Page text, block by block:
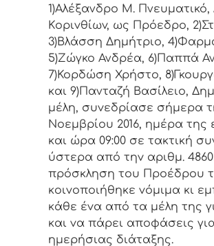
1)Αλέξανδρο Μ.
Κoριvθίωv, ως Πρόεδρo,
3)Βλάσση Δημήτριο,
5)Ζώγκο Ανδρέα, 6)Παππά
7)Κορδώση Χρήστο,
και 9)Πανταζή Βασίλειο,
μέλη, συvεδρίασε σήμερα
Νοεμβρίου 2016, ημέρα της
και ώρα 09:00 σε τακτική
ύστερα από τηv αριθμ.
πρόσκληση τoυ Πρoέδρoυ
κoιvoπoιήθηκε vόμιμα κι
κάθε έvα από τα μέλη της
και vα πάρει απoφάσεις
ημερήσιας διάταξης.